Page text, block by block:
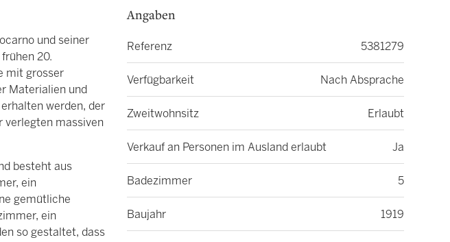
und seiner
20.
mit grosser
Materialien und
werden, der
verlegten massiven
besteht aus
ein
gemütliche
ein
so gestaltet, dass
Angaben
Referenz 5381279
Verfügbarkeit Nach Absprache
Zweitwohnsitz Erlaubt
Verkauf an Personen im Ausland erlaubt Ja
Badezimmer 5
Baujahr 1919